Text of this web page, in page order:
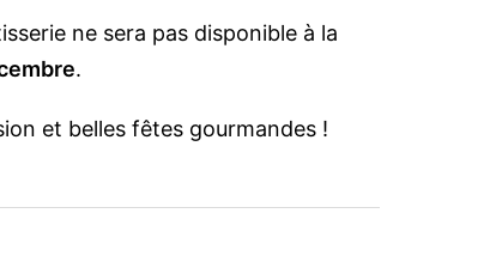
ne sera pas disponible à la
.
et belles fêtes gourmandes !